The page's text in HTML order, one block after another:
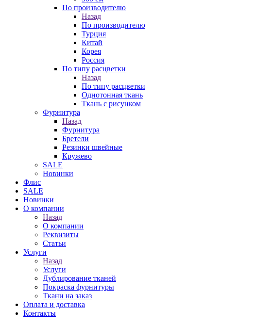
По производителю
Назад
По производителю
Турция
Китай
Корея
Россия
По типу расцветки
Назад
По типу расцветки
Однотонная ткань
Ткань с рисунком
Фурнитура
Назад
Фурнитура
Бретели
Резинки швейные
Кружево
SALE
Новинки
Флис
SALE
Новинки
О компании
Назад
О компании
Реквизиты
Статьи
Услуги
Назад
Услуги
Дублирование тканей
Покраска фурнитуры
Ткани на заказ
Оплата и доставка
Контакты